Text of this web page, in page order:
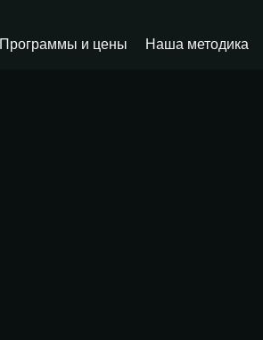
Программы и цены Наша методика